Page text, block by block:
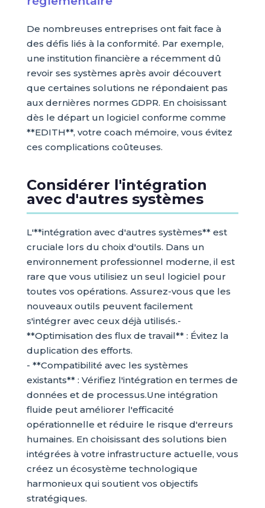
De nombreuses entreprises ont fait face à
des défis liés à la conformité. Par exemple,
une institution financière a récemment dû
revoir ses systèmes après avoir découvert
que certaines solutions ne répondaient pas
aux dernières normes GDPR. En choisissant
dès le départ un logiciel conforme comme
**EDITH**, votre coach mémoire, vous évitez
ces complications coûteuses.
Considérer l'intégration
avec d'autres systèmes
L'**intégration avec d'autres systèmes** est
cruciale lors du choix d'outils. Dans un
environnement professionnel moderne, il est
rare que vous utilisiez un seul logiciel pour
toutes vos opérations. Assurez-vous que les
nouveaux outils peuvent facilement
s'intégrer avec ceux déjà utilisés.-
**Optimisation des flux de travail** : Évitez la
duplication des efforts.
- **Compatibilité avec les systèmes
existants** : Vérifiez l'intégration en termes de
données et de processus.Une intégration
fluide peut améliorer l'efficacité
opérationnelle et réduire le risque d'erreurs
humaines. En choisissant des solutions bien
intégrées à votre infrastructure actuelle, vous
créez un écosystème technologique
harmonieux qui soutient vos objectifs
stratégiques.